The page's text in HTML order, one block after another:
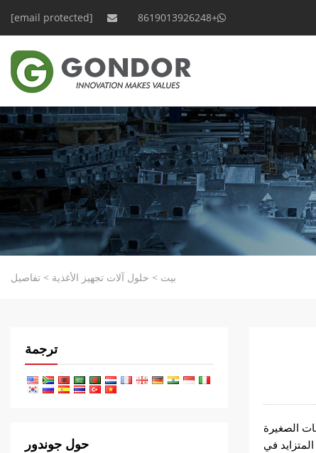
+8619013926248
[email protected]
بيت > حلول آلات تجهيز الأغذية > تفاصيل
الصغيرة
الطلب المتزايد في
ترجمة
حول جوندور